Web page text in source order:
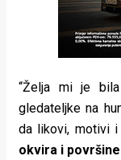
“Želja mi je
gledateljke na
da likovi, motivi
okvira i